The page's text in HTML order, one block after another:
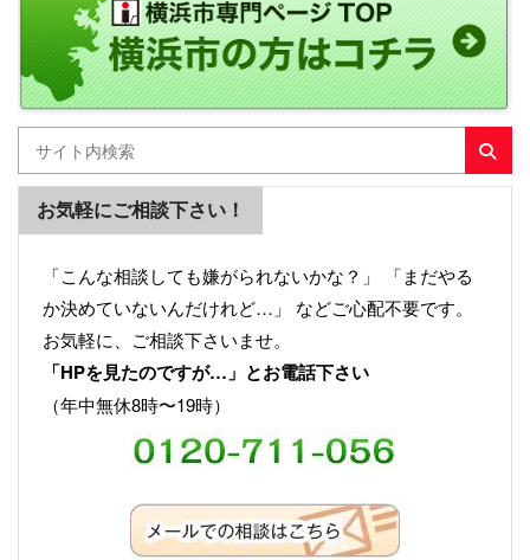
お気軽にご相談下さい！
「こんな相談しても嫌がられないかな？」 「まだやる
か決めていないんだけれど…」 などご心配不要です。
お気軽に、ご相談下さいませ。
「HPを見たのですが…」とお電話下さい
（年中無休8時〜19時）